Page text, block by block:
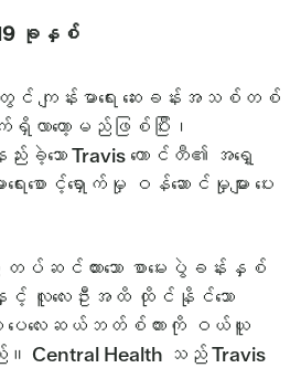
ခုနှစ်
ကျန်းမာရေး ဆေးခန်းအသစ်တစ်
လာတော့မည်ဖြစ်ပြီး၊
ည်းခဲ့သော Travis ကောင်တီ၏ အရှေ့
ေးစောင့်ရှောက်မှု ဝန်ဆောင်မှုများ ပေး
ပ်ဆင်ထားသော စာမေးပွဲခန်းနှစ်
လူလေးဦးအထိ ထိုင်နိုင်သော
ာ ပေလေးဆယ်ဘတ်စ်ကားကို ဝယ်ယူ
ည်။ Central Health သည် Travis